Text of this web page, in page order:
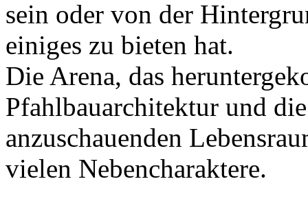
sein oder von der
einiges zu bieten hat.
Die Arena, das
Pfahlbauarchitektur und
anzuschauenden
vielen Nebencharaktere.